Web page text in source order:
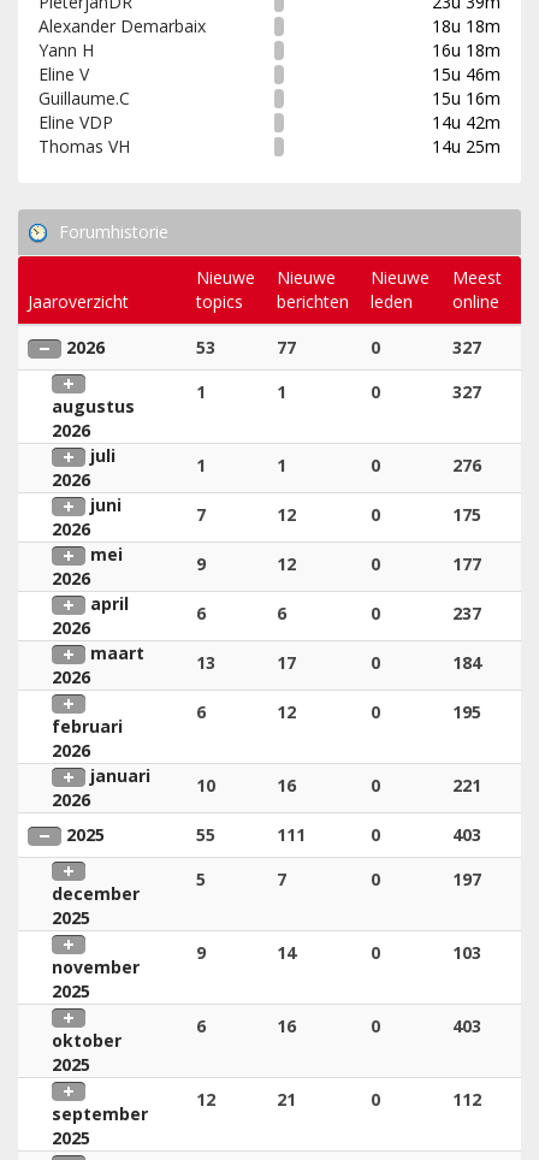
Alexander Demarbaix
18u 18m
Yann H
16u 18m
Eline V
15u 46m
Guillaume.C
15u 16m
Eline VDP
14u 42m
Thomas VH
14u 25m
Forumhistorie
Jaaroverzicht
Nieuwe
topics
Nieuwe
berichten
Nieuwe
leden
Meest
online
2026
53 77 0 327
augustus
2026
1 1 0 327
juli
2026
1 1 0
276
juni
2026
7 12 0
175
mei
2026
9 12 0
177
april
2026
6 6 0
237
maart
2026
13 17 0 184
februari
2026
6 12 0 195
januari
2026
10 16 0 221
2025 55 111 0 403
december
2025
5 7 0 197
november
2025
9 14 0 103
oktober
2025
6 16 0 403
september
2025
12 21 0 112